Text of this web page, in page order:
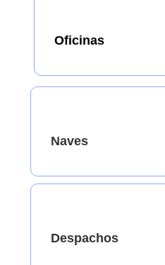
Oficinas
Naves
Despachos